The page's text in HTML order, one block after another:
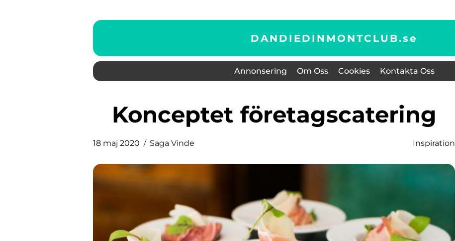
DANDIEDINMONTCLUB.se
Annonsering Om Oss Cookies Kontakta Oss
Konceptet företagscatering
18 maj 2020 Saga Vinde Inspiration